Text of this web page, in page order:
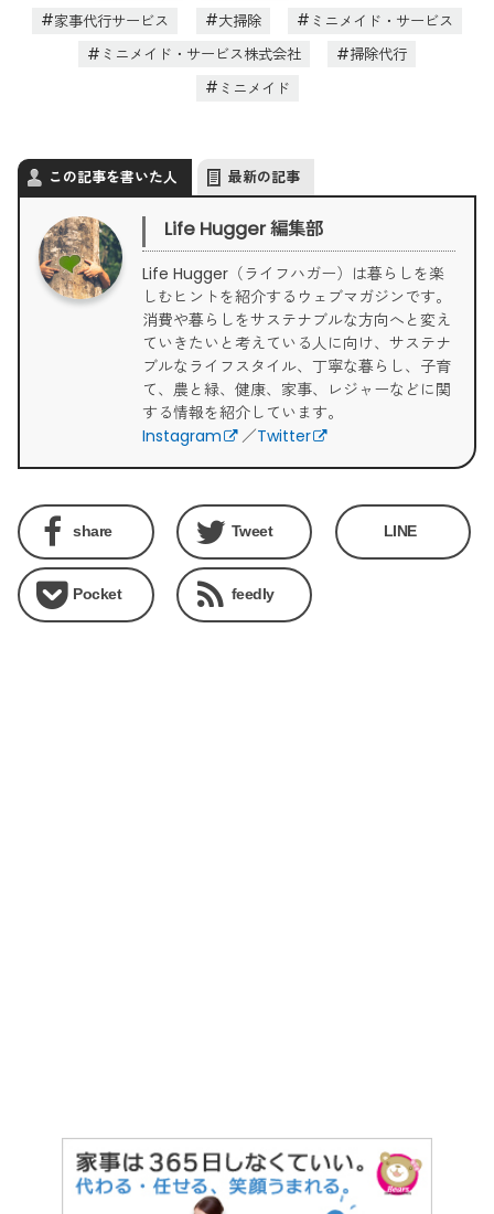
家事代行サービス
大掃除
ミニメイド・サービス
ミニメイド・サービス株式会社
掃除代行
ミニメイド
この記事を書いた人 最新の記事
Life Hugger 編集部
Life Hugger（ライフハガー）は暮らしを楽
しむヒントを紹介するウェブマガジンです。
消費や暮らしをサステナブルな方向へと変え
ていきたいと考えている人に向け、サステナ
ブルなライフスタイル、丁寧な暮らし、子育
て、農と緑、健康、家事、レジャーなどに関
する情報を紹介しています。
Instagram
／Twitter
share Tweet LINE
Pocket feedly